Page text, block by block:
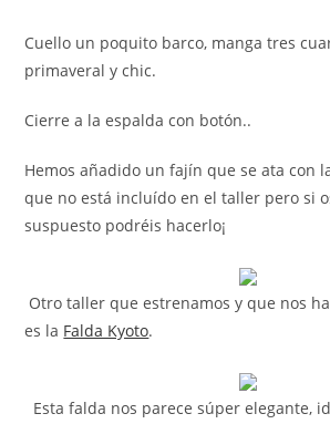
Cuello un poquito barco, manga tres
primaveral y chic.
Cierre a la espalda con botón..
Hemos añadido un fajín que se ata con
que no está incluído en el taller pero si
suspuesto podréis hacerlo¡
Otro taller que estrenamos y que nos
es la Falda Kyoto.
Esta falda nos parece súper elegante,